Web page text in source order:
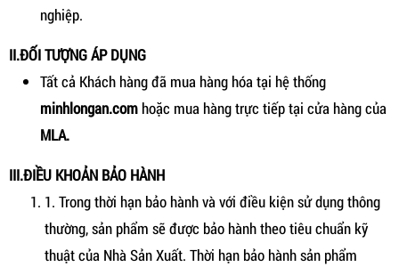
nghiệp.
II.ĐỐI TƯỢNG ÁP DỤNG
Tất cả Khách hàng đã mua hàng hóa tại hệ thống
minhlongan.com hoặc mua hàng trực tiếp tại cửa hàng của
MLA.
III.ĐIỀU KHOẢN BẢO HÀNH
1. Trong thời hạn bảo hành và với điều kiện sử dụng thông
thường, sản phẩm sẽ được bảo hành theo tiêu chuẩn kỹ
thuật của Nhà Sản Xuất. Thời hạn bảo hành sản phẩm